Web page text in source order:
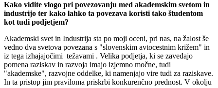
Kako vidite vlogo pri povezovanju med akademskim svetom in
industrijo ter kako lahko ta povezava koristi tako študentom
kot tudi podjetjem?
Akademski svet in Industrija sta po moji oceni, pri nas, na žalost še
vedno dva svetova povezana s "slovenskim avtocestnim križem" in
iz tega izhajajočimi težavami . Velika podjetja, ki se zavedajo
pomena raziskav in razvoja imajo izjemno močne, tudi
"akademske", razvojne oddelke, ki namenjajo vire tudi za raziskave.
In ta pristop jim praviloma priskrbi konkurenčno prednost. V okolju